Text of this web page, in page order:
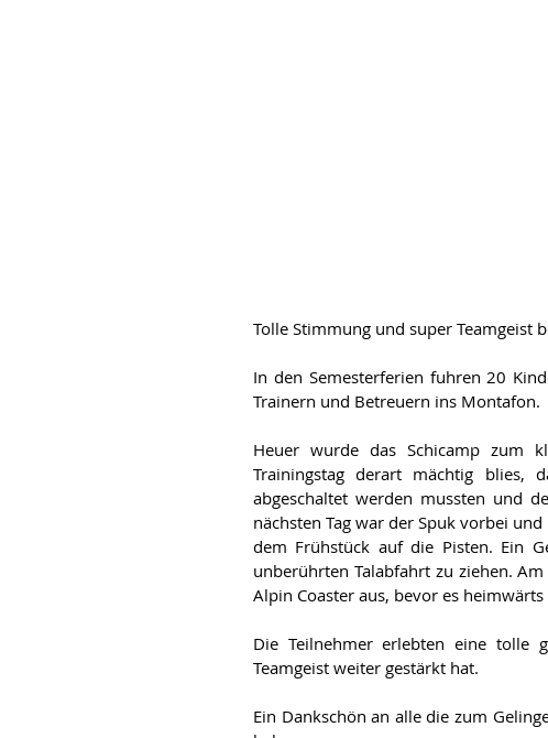
Tolle Stimmung und super Teamgeist
In den Semesterferien fuhren 20
Trainern und Betreuern ins Montafon.
Heuer wurde das Schicamp zum
Trainingstag derart mächtig blies,
abgeschaltet werden mussten und
nächsten Tag war der Spuk vorbei
dem Frühstück auf die Pisten. Ein
unberührten Talabfahrt zu ziehen.
Alpin Coaster aus, bevor es heimwärts
Die Teilnehmer erlebten eine tolle
Teamgeist weiter gestärkt hat.
Ein Dankschön an alle die zum